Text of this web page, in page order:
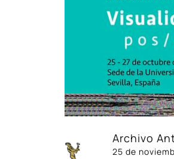
Archivo
25 de